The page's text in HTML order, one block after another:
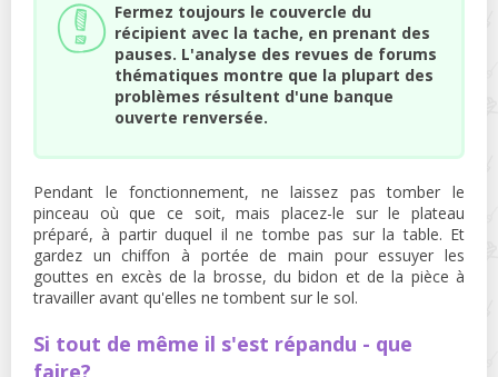
Fermez toujours le couvercle du
récipient avec la tache, en prenant des
pauses. L'analyse des revues de forums
thématiques montre que la plupart des
problèmes résultent d'une banque
ouverte renversée.
Pendant le fonctionnement, ne laissez pas tomber le
pinceau où que ce soit, mais placez-le sur le plateau
préparé, à partir duquel il ne tombe pas sur la table. Et
gardez un chiffon à portée de main pour essuyer les
gouttes en excès de la brosse, du bidon et de la pièce à
travailler avant qu'elles ne tombent sur le sol.
Si tout de même il s'est répandu - que